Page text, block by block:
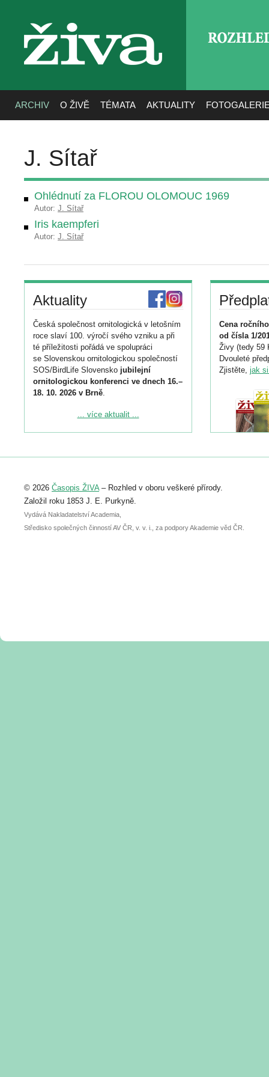
živa
ARCHIV O ŽIVĚ TÉMATA AKTUALITY
J. Sítař
Ohlédnutí za FLOROU OLOMOUC 1969
Autor: J. Sítař
Iris kaempferi
Autor: J. Sítař
Aktuality
Česká společnost ornitologická v letošním
roce slaví 100. výročí svého vzniku a při
té příležitosti pořádá ve spolupráci
se Slovenskou ornitologickou společností
SOS/BirdLife Slovensko jubilejní
ornitologickou konferenci ve dnech 16.–
18. 10. 2026 v Brně.
Podrobnější informace ke konferenci
Registrovat se můžete do 6. září.
abstraktu přihlášené přednášky nebo
posteru je už 30. června.
... více aktualit ...
Cena
od čísla 1/
Živy (tedy 59
Dvouleté
Zjistěte, jak
© 2026 Časopis ŽIVA– Rozhled v oboru veškeré přírody.
Založil roku 1853 J. E. Purkyně.
Vydává Nakladatelství Academia,
Středisko společných činností AV ČR, v. v. i., za podpory Akademie věd ČR.